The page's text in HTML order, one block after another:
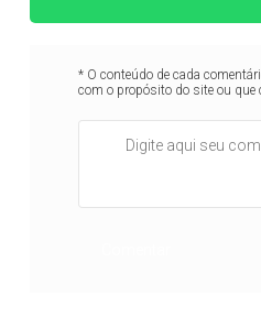
* O conteúdo de cada
com o propósito do site ou